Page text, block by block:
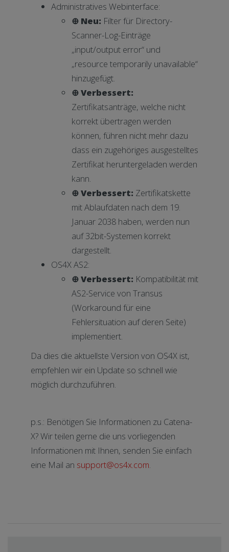
Administratives Webinterface:
⊕ Neu: Filter für Directory-
Scanner-Log-Einträge
„input/output error“ und
„resource temporarily unavailable“
hinzugefügt.
⊕ Verbessert:
Zertifikatsanträge, welche nicht
korrekt übertragen werden
können, führen nicht mehr dazu
dass ein zugehöriges ausgestelltes
Zertifikat heruntergeladen werden
kann.
⊕ Verbessert: Zertifikatskette
mit Ablaufdaten nach dem 19.
Januar 2038 haben, werden nun
auf 32bit-Systemen korrekt
dargestellt.
OS4X AS2:
⊕ Verbessert: Kompatibilität mit
AS2-Service von Transus
(Workaround für eine
Fehlersituation auf deren Seite)
implementiert.
Da dies die aktuellste Version von OS4X ist,
empfehlen wir ein Update so schnell wie
möglich durchzuführen.
p.s.: Benötigen Sie Informationen zu Catena-
X? Wir teilen gerne die uns vorliegenden
Informationen mit Ihnen, senden Sie einfach
eine Mail an support@os4x.com.